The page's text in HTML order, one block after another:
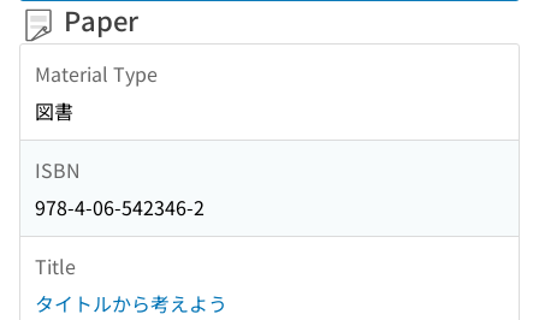
Paper
Material Type
図書
ISBN
978-4-06-542346-2
Title
タイトルから考えよう